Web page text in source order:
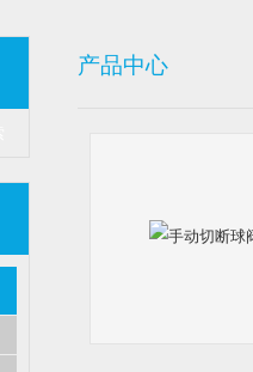
产品中心